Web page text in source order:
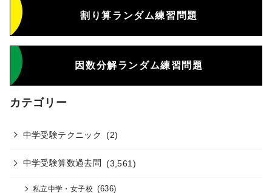
割り算ランダム練習問題
因数分解ランダム練習問題
カテゴリー
中学受験テクニック (2)
中学受験算数過去問 (3,561)
私立中学・女子校 (636)